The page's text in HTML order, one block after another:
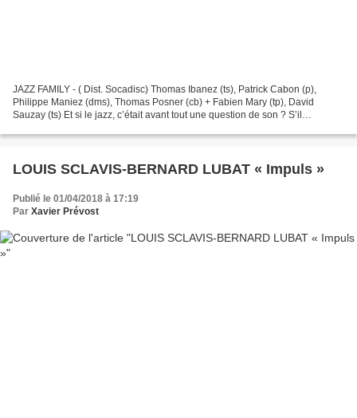
JAZZ FAMILY - ( Dist. Socadisc) Thomas Ibanez (ts), Patrick Cabon (p),
Philippe Maniez (dms), Thomas Posner (cb) + Fabien Mary (tp), David
Sauzay (ts) Et si le jazz, c’était avant tout une question de son ? S’il
LOUIS SCLAVIS-BERNARD LUBAT « Impuls »
Publié le 01/04/2018 à 17:19
Par Xavier Prévost